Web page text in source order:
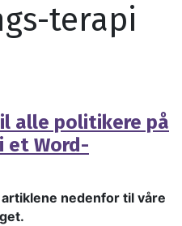
terapi
alle politikere på
et Word-
nedenfor til våre